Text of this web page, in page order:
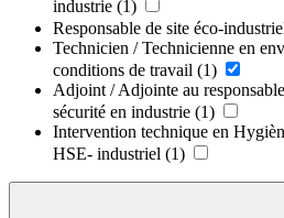
industrie (1)
Responsable de site éco-
Technicien / Technicienne en
conditions de travail (1)
Adjoint / Adjointe au
sécurité en industrie (1)
Intervention technique en
HSE- industriel (1)